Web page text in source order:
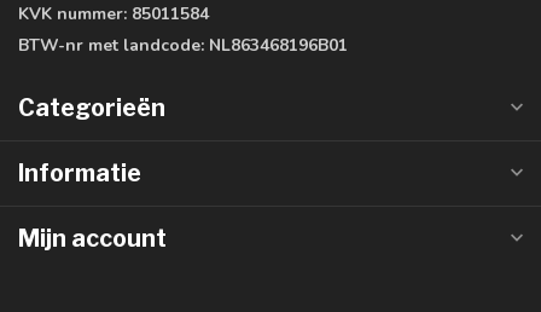
KVK nummer: 85011584
BTW-nr met landcode: NL863468196B01
Categorieën
Informatie
Mijn account